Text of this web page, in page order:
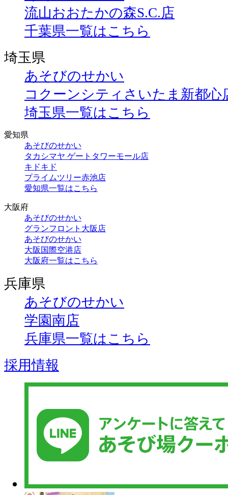
流山おおたかの森S.C.店
千葉県一覧はこちら
埼玉県
あそびのせかい
コクーンシティさいたま新都心
埼玉県一覧はこちら
愛知県
あそびのせかい
タカシマヤ ゲートタワーモール店
キドキド
プライムツリー赤池店
愛知県一覧はこちら
大阪府
あそびのせかい
グランフロント大阪店
あそびのせかい
大阪国際空港店
大阪府一覧はこちら
兵庫県
あそびのせかい
学園南店
兵庫県一覧はこちら
採用情報